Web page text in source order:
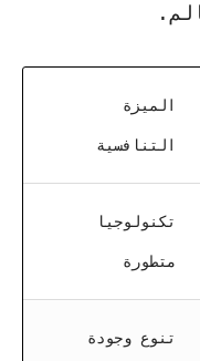
.
الميزة
التنافسية
تكنولوجيا
متطورة
تنوع وجودة